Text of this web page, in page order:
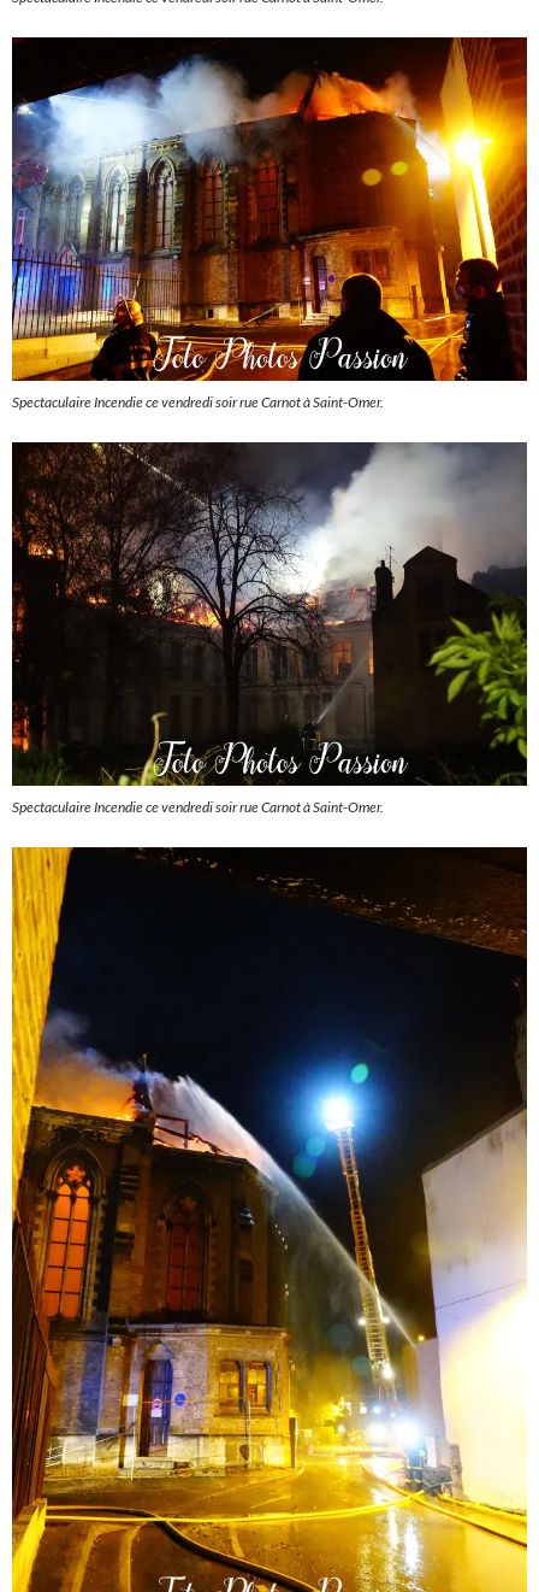
Spectaculaire Incendie ce vendredi soir rue Carnot à Saint-Omer.
Spectaculaire Incendie ce vendredi soir rue Carnot à Saint-Omer.